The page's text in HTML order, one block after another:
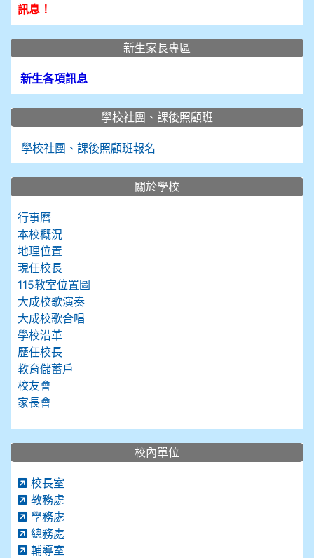
訊息！
新生家長專區
新生各項訊息
學校社團、課後照顧班
學校社團、課後照顧班報名
關於學校
行事曆
本校概況
地理位置
現任校長
115教室位置圖
大成校歌演奏
大成校歌合唱
學校沿革
歷任校長
教育儲蓄戶
校友會
家長會
校內單位
校長室
教務處
學務處
總務處
輔導室